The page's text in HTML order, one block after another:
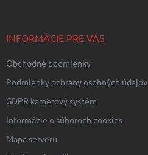
INFORMÁCIE PRE VÁS
Obchodné podmienky
Podmienky ochrany osobných údajov
GDPR kamerový systém
Informácie o súboroch cookies
Mapa serveru